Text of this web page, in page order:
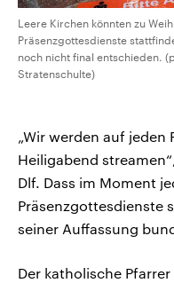
Leere Kirchen könnten zu
Präsenzgottesdienste
noch nicht final entschieden.
Stratenschulte)
„Wir werden auf jeden
Heiligabend
Dlf. Dass im Moment
Präsenzgottesdienste
seiner Auffassung
Der katholische